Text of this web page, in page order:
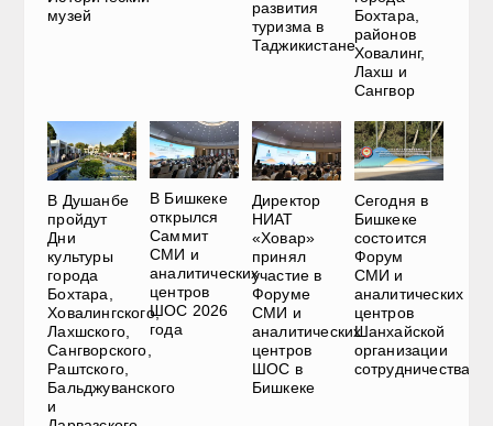
музей
развития
туризма в
Таджикистане
Бохтара,
районов
Ховалинг,
Лахш и
Сангвор
В Душанбе
пройдут
Дни
культуры
города
Бохтара,
Ховалингского,
Лахшского,
Сангворского,
Раштского,
Бальджуванского
и
В Бишкеке
открылся
Саммит
СМИ и
аналитических
центров
ШОС 2026
года
Директор
НИАТ
«Ховар»
принял
участие в
Форуме
СМИ и
аналитических
центров
ШОС в
Бишкеке
Сегодня в
Бишкеке
состоится
Форум
СМИ и
аналитических
центров
Шанхайской
организации
сотрудничества